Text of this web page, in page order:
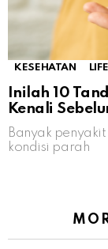
KESEHATAN
Inilah 10
Kenali
Banyak
kondisi parah